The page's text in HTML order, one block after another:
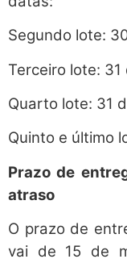
Segundo lote:
Terceiro lote: 31
Quarto lote: 31
Quinto e último
Prazo de
atraso
O prazo de
vai de 15 de